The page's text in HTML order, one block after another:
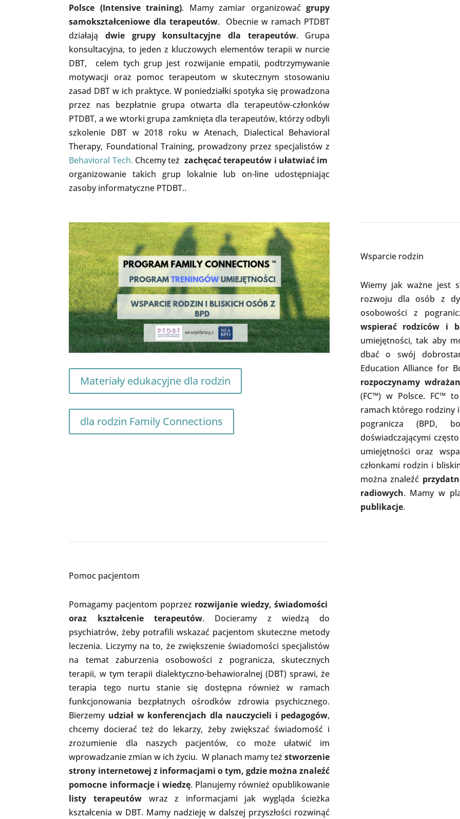
Polsce (Intensive training). Mamy zamiar organizowaćgrupy
samokształceniowe dla terapeutów. Obecnie w ramach PTDBT
działajądwie grupy konsultacyjne dla terapeutów. Grupa
konsultacyjna, to jeden z kluczowych elementów terapii w nurcie
DBT, celem tych grup jest rozwijanie empatii, podtrzymywanie
motywacji oraz pomoc terapeutom w skutecznym stosowaniu
zasad DBT w ich praktyce. W poniedziałki spotyka się prowadzona
przez nas bezpłatnie grupa otwarta dla terapeutów-członków
PTDBT, a we wtorki grupa zamknięta dla terapeutów, którzy odbyli
szkolenie DBT w 2018 roku w Atenach, Dialectical Behavioral
Therapy, Foundational Training, prowadzony przez specjalistów z
Behavioral Tech. Chcemy teżzachęcać terapeutów i ułatwiać im
organizowanie takich grup lokalnie lub on-line udostępniając
zasoby informatyczne PTDBT..
Materiały edukacyjne dla rodzin
dla rodzin Family Connections
Wsparcie rodzin
Wiemy jak ważne jest
rozwoju dla osób z
osobowości z
wspierać rodziców i
umiejętności, tak aby
dbać o swój
Education Alliance for
rozpoczynamy
(FC™) w Polsce. FC™
ramach którego rodziny
pogranicza (BPD,
doświadczającymi
umiejętności oraz
członkami rodzin i
można znaleźć
radiowych. Mamy w
publikacje.
Pomoc pacjentom
Pomagamy pacjentom poprzez rozwijanie wiedzy, świadomości
oraz kształcenie terapeutów. Docieramy z wiedzą do
psychiatrów, żeby potrafili wskazać pacjentom skuteczne metody
leczenia. Liczymy na to, że zwiększenie świadomości specjalistów
na temat zaburzenia osobowości z pogranicza, skutecznych
terapii, w tym terapii dialektyczno-behawioralnej (DBT) sprawi, że
terapia tego nurtu stanie się dostępna również w ramach
funkcjonowania bezpłatnych ośrodków zdrowia psychicznego.
Bierzemyudział w konferencjach dla nauczycieli i pedagogów,
chcemy docierać też do lekarzy, żeby zwiększać świadomość i
zrozumienie dla naszych pacjentów, co może ułatwić im
wprowadzanie zmian w ich życiu. W planach mamy teżstworzenie
strony internetowej z informacjami o tym, gdzie można znaleźć
pomocne informacje i wiedzę. Planujemy również opublikowanie
listy terapeutówwraz z informacjami jak wygląda ścieżka
kształcenia w DBT. Mamy nadzieję w dalszej przyszłości rozwinąć